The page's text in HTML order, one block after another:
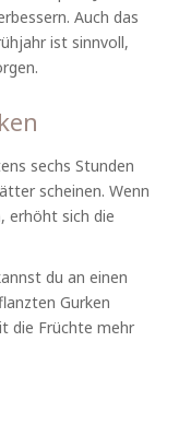
Auch das
ist sinnvoll,
sechs Stunden
scheinen. Wenn
erhöht sich die
du an einen
Gurken
die Früchte mehr